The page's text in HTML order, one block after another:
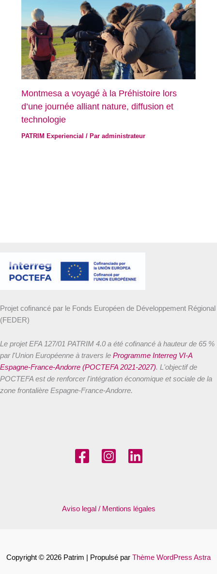
Montmesa a voyagé à la Préhistoire lors
d’une journée alliant nature, diffusion et
technologie
PATRIM Experiencial / Paradministrateur
Projet cofinancé par le Fonds Européen de Développement Régional
(FEDER)
Le projet EFA 127/01 PATRIM 4.0 a été cofinancé à hauteur de 65 %
par l'Union Européenne à travers le Programme Interreg VI-A
Espagne-France-Andorre (POCTEFA 2021-2027). L'objectif de
POCTEFA est de renforcer l'intégration économique et sociale de la
zone frontalière Espagne-France-Andorre.
Aviso legal / Mentions légales
Copyright © 2026 Patrim | Propulsé par Thème WordPress Astra